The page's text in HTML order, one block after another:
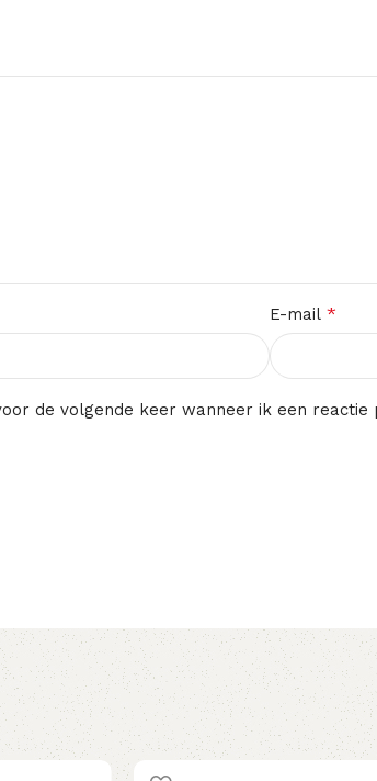
E-mail *
de volgende keer wanneer ik een reactie